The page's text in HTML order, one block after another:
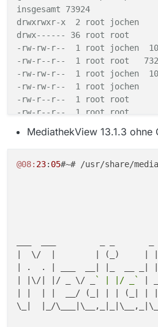
insgesamt 73924
drwxrwxr-x  2 root jochen
drwx------ 36 root root
-rw-rw-r--  1 root jochen
-rw-r--r--  1 root root
-rw-rw-r--  1 root jochen
-rw-rw-r--  1 root jochen
-rw-r--r--  1 root root
-rw-r--r--  1 root root
-rw-r--r--  1 root root
-rw-r--r--  1 root root
MediathekView 13.1.3 ohne
@08: 23: 05#~# /usr/share/
|  \/  |        | (_)     |
| .  . | ___  __| |_  __ _|
| |\/| |/ _ \/ _
` | |/ _`
|
| |  | |  __/ (_| | | (_| |
\_|  |_/